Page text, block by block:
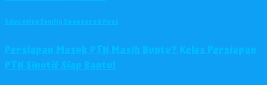
EducationFamilySponsored Post
Persiapan Masuk PTN Masih Buntu? Kelas Persiapan
PTN Sinotif Siap Bantu!